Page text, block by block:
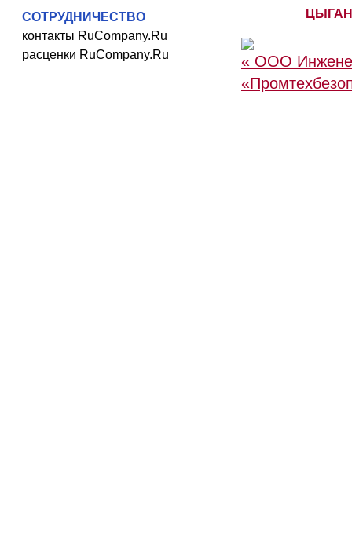
СОТРУДНИЧЕСТВО
контакты RuCompany.Ru
расценки RuCompany.Ru
« ООО